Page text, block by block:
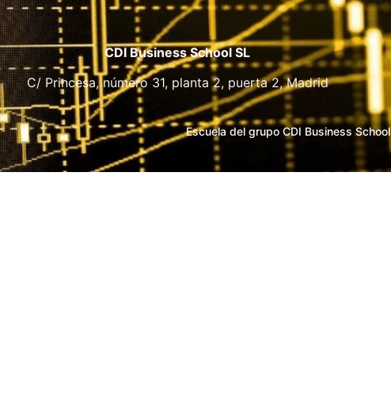
CDI Business School SL
C/ Princesa, número 31, planta 2, puerta 2, Madrid
Escuela del grupo CDI Business School